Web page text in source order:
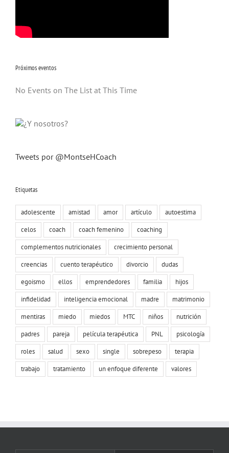
Próximos eventos
No Events on The List at This Time
Tweets por @MontseHCoach
Etiquetas
adolescente amistad amor artículo
autoestima
celos
coach coach femenino
coaching
complementos nutricionales
crecimiento personal
creencias
cuento terapéutico divorcio
dudas
egoismo
ellos emprendedores familia
hijos
infidelidad
inteligencia emocional madre
matrimonio
mentiras
miedo miedos MTC niños
nutrición
padres
pareja película terapéutica PNL
psicología
roles
salud sexo single sobrepeso
terapia
trabajo
tratamiento un enfoque diferente valores